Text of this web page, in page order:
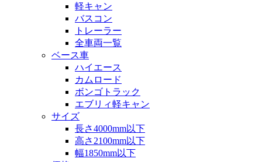
軽キャン
バスコン
トレーラー
全車両一覧
ベース車
ハイエース
カムロード
ボンゴトラック
エブリィ軽キャン
サイズ
長さ4000mm以下
高さ2100mm以下
幅1850mm以下